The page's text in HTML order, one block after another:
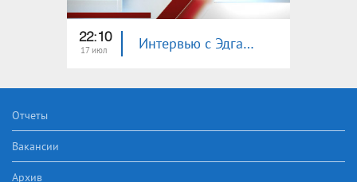
22:10
17 июл Интервью с Эдгаром Манучаряном
Отчеты
Вакансии
Архив